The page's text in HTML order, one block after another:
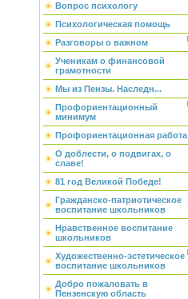
Вопрос психологу
Психологическая помощь
Разговоры о важном
Ученикам о финансовой
грамотности
Мы из Пензы. Наследн...
Профориентационный
минимум
Профориентационная работа
О доблести, о подвигах, о
славе!
81 год Великой Победе!
Гражданско-патриотическое
воспитание школьников
Нравственное воспитание
школьников
Художественно-эстетическое
воспитание школьников
Добро пожаловать в
Пензенскую область